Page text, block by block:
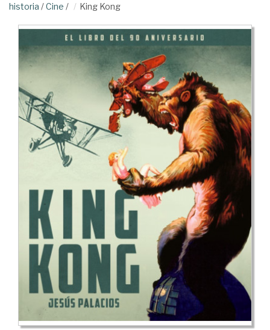
historia /Cine / King Kong